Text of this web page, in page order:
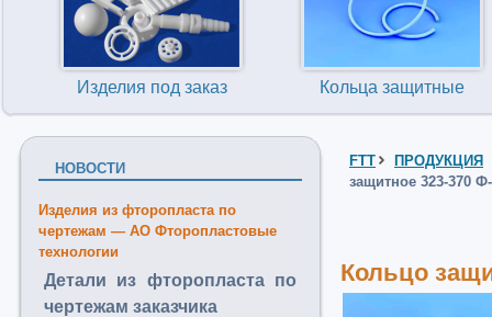
Изделия под заказ Кольца защитные
НОВОСТИ
Изделия из фторопласта по
чертежам — АО Фторопластовые
технологии
Детали из фторопласта по
чертежам заказчика
FTT
ПРОДУКЦИЯ
защитное 323-370
Кольцо